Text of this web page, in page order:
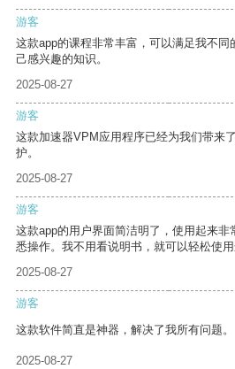
游客
这款app的课程非常丰富，可以满足我不同
己感兴趣的知识。
2025-08-27
游客
这款加速器VPM应用程序已经为我们带来
护。
2025-08-27
游客
这款app的用户界面简洁明了，使用起来
悉操作。我不用看说明书，就可以轻松使用
2025-08-27
游客
这款软件简直是神器，解决了我所有问题。
2025-08-27